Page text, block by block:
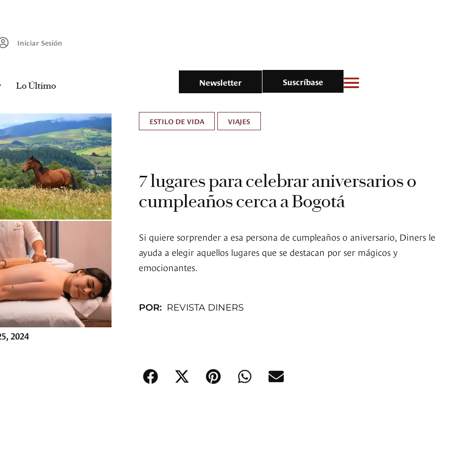
Iniciar Sesión
Lo Último Newsletter Suscríbase
2024
ESTILO DE VIDA VIAJES
7 lugares para celebrar aniversarios o
cumpleaños cerca a Bogotá
Si quiere sorprender a esa persona de cumpleaños o aniversario, Diners le
ayuda a elegir aquellos lugares que se destacan por ser mágicos y
emocionantes.
POR: REVISTA DINERS